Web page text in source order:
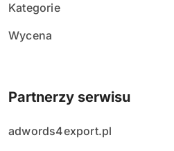
Kategorie
Wycena
Partnerzy serwisu
adwords4export.pl